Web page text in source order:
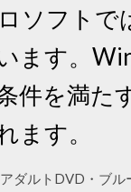
ソフトで
ます。
件を満た
ます。
ダルトDVD・ブ